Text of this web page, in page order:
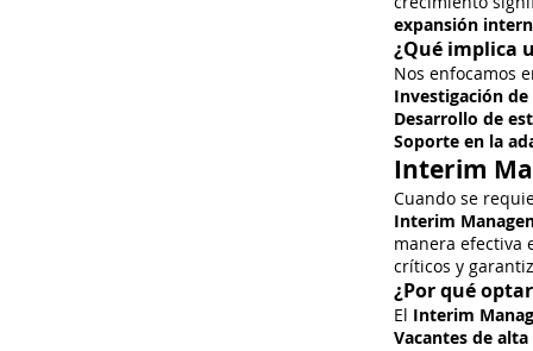
expansión
¿Qué implica
Nos enfocamos
Investigación
Desarrollo de
Soporte en la
Interim
Cuando se
Interim
manera efectiva
críticos y
¿Por qué
El Interim
Vacantes de